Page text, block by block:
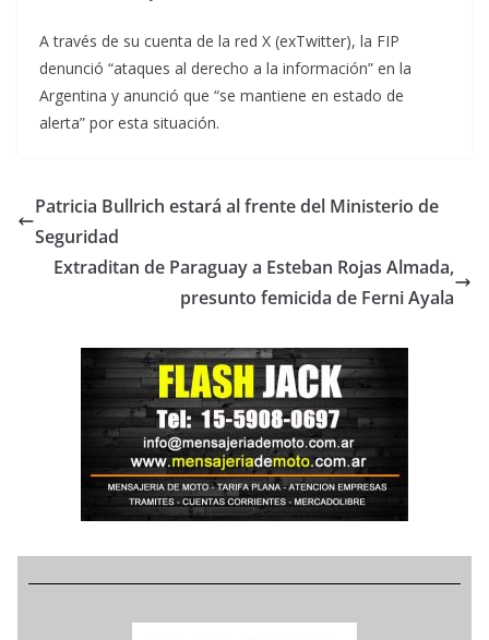
A través de su cuenta de la red X (exTwitter), la FIP
denunció “ataques al derecho a la información” en la
Argentina y anunció que “se mantiene en estado de
alerta” por esta situación.
Patricia Bullrich estará al frente del Ministerio de
Seguridad
Extraditan de Paraguay a Esteban Rojas Almada,
presunto femicida de Ferni Ayala